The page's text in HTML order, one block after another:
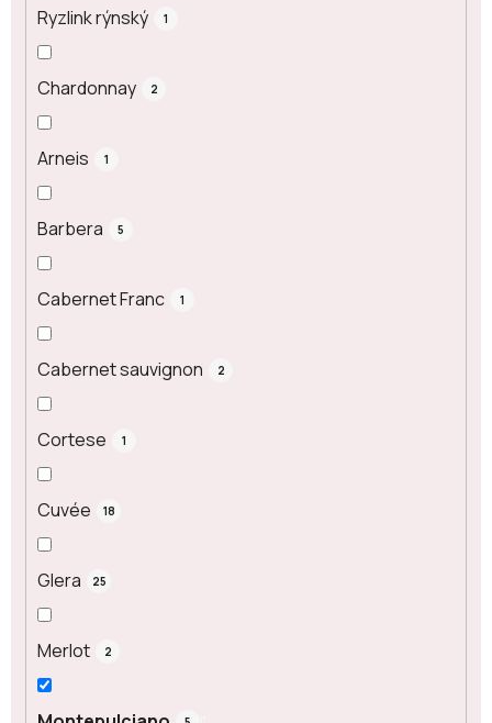
Ryzlink rýnský 1
Chardonnay 2
Arneis 1
Barbera 5
Cabernet Franc 1
Cabernet sauvignon 2
Cortese 1
Cuvée 18
Glera 25
Merlot 2